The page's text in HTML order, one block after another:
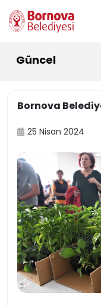
Güncel
Bornova
25 Nisan 2024